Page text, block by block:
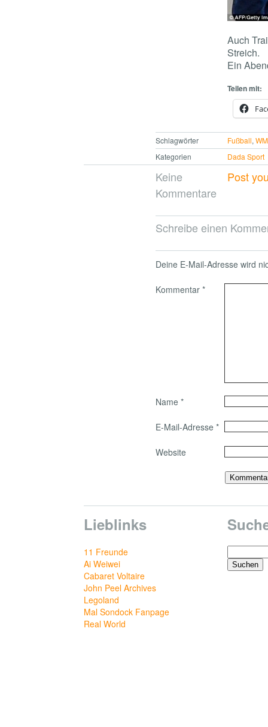
Auch
Streich.
Ein
Teilen mit:
Schlagwörter Fußball,WM
Kategorien
Dada Sport
Keine
Kommentare
Post
Schreibe einen
Deine E-Mail-Adresse wird
Kommentar *
Name *
E-Mail-Adresse *
Website
Lieblinks
11 Freunde
Ai Weiwei
Cabaret Voltaire
John Peel Archives
Legoland
Mal Sondock Fanpage
Real World
Suchen
nach: